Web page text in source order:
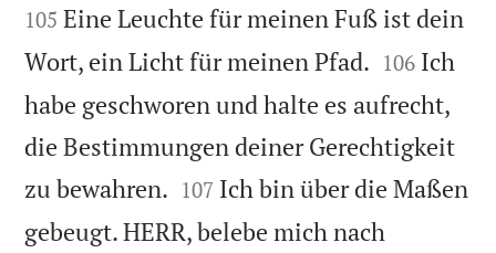
105 Eine Leuchte für meinen Fuß ist dein
Wort, ein Licht für meinen Pfad. 

106 Ich
habe geschworen und halte es aufrecht,
die Bestimmungen deiner Gerechtigkeit
zu bewahren. 

107 Ich bin über die Maßen
gebeugt. HERR, belebe mich nach